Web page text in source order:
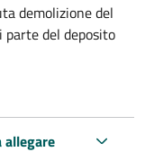
demolizione del
del deposito
allegare